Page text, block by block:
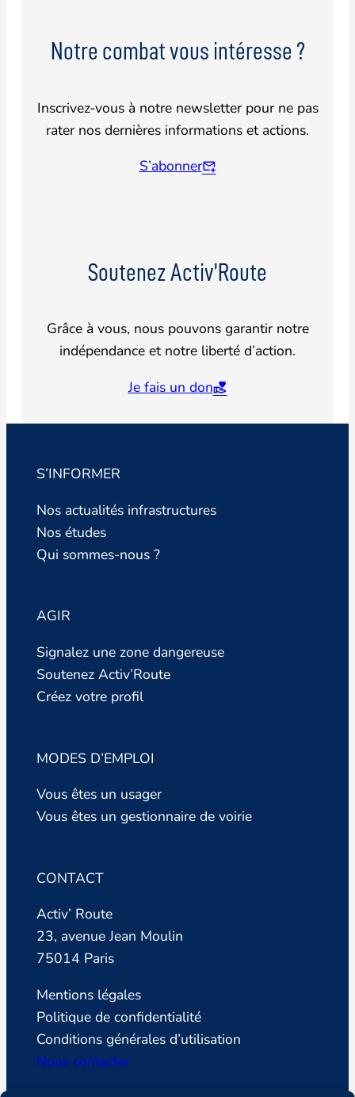
Notre combat vous intéresse ?
Inscrivez-vous à notre newsletter pour ne pas
rater nos dernières informations et actions.
S’abonner
Soutenez Activ’Route
Grâce à vous, nous pouvons garantir notre
indépendance et notre liberté d’action.
Je fais un don
S’INFORMER
Nos actualités infrastructures
Nos études
Qui sommes-nous ?
AGIR
Signalez une zone dangereuse
Soutenez Activ’Route
Créez votre profil
MODES D’EMPLOI
Vous êtes un usager
Vous êtes un gestionnaire de voirie
CONTACT
Activ’ Route
23, avenue Jean Moulin
75014 Paris
Mentions légales
Politique de confidentialité
Conditions générales d’utilisation
Nous contacter